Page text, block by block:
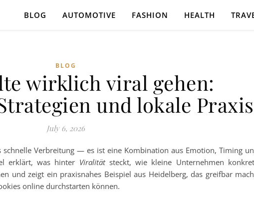
BLOG AUTOMOTIVE FASHION HEALTH
BLOG
wirklich viral gehen:
und lokale Praxis
July 6, 2026
Verbreitung — es ist eine Kombination aus Emotion, Timing
erklärt, was hinter Viralitätsteckt, wie kleine Unternehmen
und zeigt ein praxisnahes Beispiel aus Heidelberg, das greifbar
online durchstarten können.